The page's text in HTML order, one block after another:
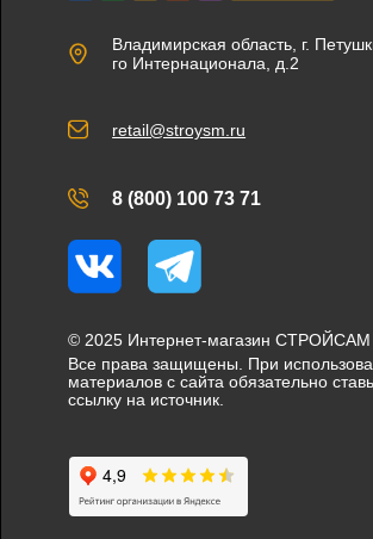
Владимирская область, г.
го Интернационала, д.2
retail@stroysm.ru
8 (800) 100 73 71
Вконтакте
Telegram
© 2025 Интернет-магазин СТРОЙСАМ
Все права защищены. При
материалов с сайта обязательно
ссылку на источник.